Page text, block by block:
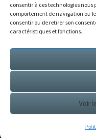
consentir à ces technologies
comportement de navigation ou
consentir ou de retirer son
caractéristiques et fonctions.
Voir
Archives